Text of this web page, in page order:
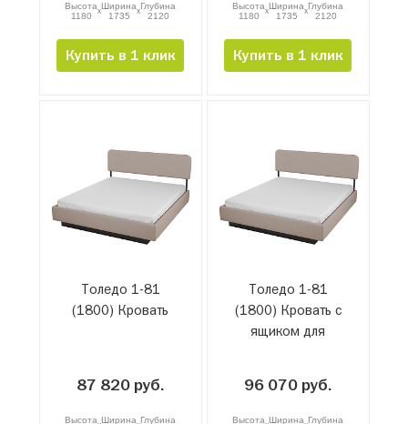
Высота
1180
xШирина
1735
xГлубина
2120
Купить в 1 клик
Высота
1180
xШирина
1735
xГлубина
2120
Купить в 1 клик
Толедо 1-81
(1800) Кровать
87 820 руб.
Высота Ширина Глубина
Толедо 1-81
(1800) Кровать с
ящиком для
механизмом
96 070 руб.
Высота Ширина Глубина